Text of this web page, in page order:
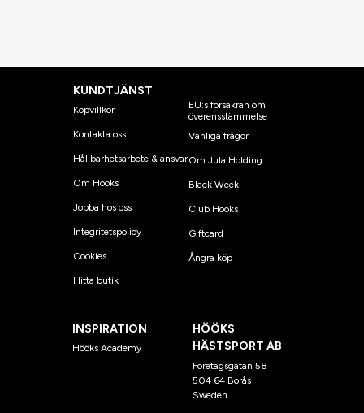
KUNDTJÄNST
Köpvillkor
Kontakta oss
Hållbarhetsarbete & ansvar
Om Hööks
Jobba hos oss
Integritetspolicy
Cookies
Hitta butik
EU:s försäkran om
överensstämmelse
Vanliga frågor
Om Jula Holding
Black Week
Club Hööks
Giftcard
Ångra köp
INSPIRATION
Hööks Academy
HÖÖKS
HÄSTSPORT AB
Företagsgatan 58
504 64 Borås
Sweden